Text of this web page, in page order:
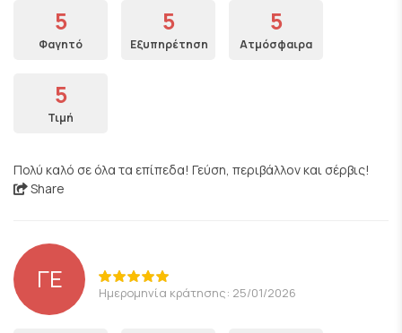
5
Φαγητό
5
Εξυπηρέτηση
5
Ατμόσφαιρα
5
Τιμή
Πολύ καλό σε όλα τα επίπεδα! Γεύση, περιβάλλον και σέρβις!
Share
ΓΕ Ημερομηνία κράτησης: 25/01/2026